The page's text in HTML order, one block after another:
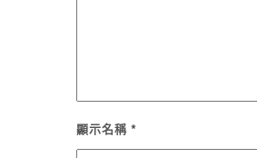
顯示名稱 *